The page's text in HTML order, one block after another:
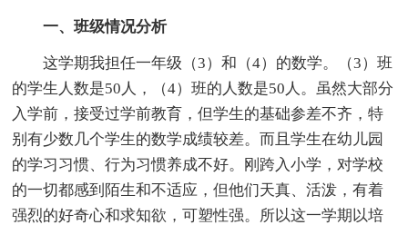
一、班级情况分析
这学期我担任一年级（3）和（4）的数学。（3）班
的学生人数是50人，（4）班的人数是50人。虽然大部分
入学前，接受过学前教育，但学生的基础参差不齐，特
别有少数几个学生的数学成绩较差。而且学生在幼儿园
的学习习惯、行为习惯养成不好。刚跨入小学，对学校
的一切都感到陌生和不适应，但他们天真、活泼，有着
强烈的好奇心和求知欲，可塑性强。所以这一学期以培